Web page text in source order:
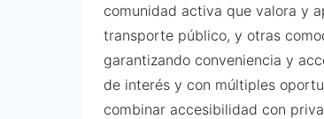
comunidad activa que valora y
transporte público, y otras
garantizando conveniencia y
de interés y con múltiples
combinar accesibilidad con